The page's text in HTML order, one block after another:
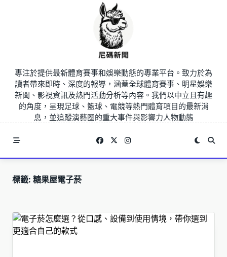
專注於提供最新體育賽事和娛樂動態的專業平台。致力於為
讀者帶來即時、深度的報導，涵蓋全球體育賽事、明星娛樂
新聞、影視資訊及熱門活動分析等內容。我們以中立且有趣
的角度，呈現足球、籃球、電競等熱門體育項目的最新消
息，並追蹤演藝圈的重大事件與影響力人物動態
標籤: 糖果屋電子菸